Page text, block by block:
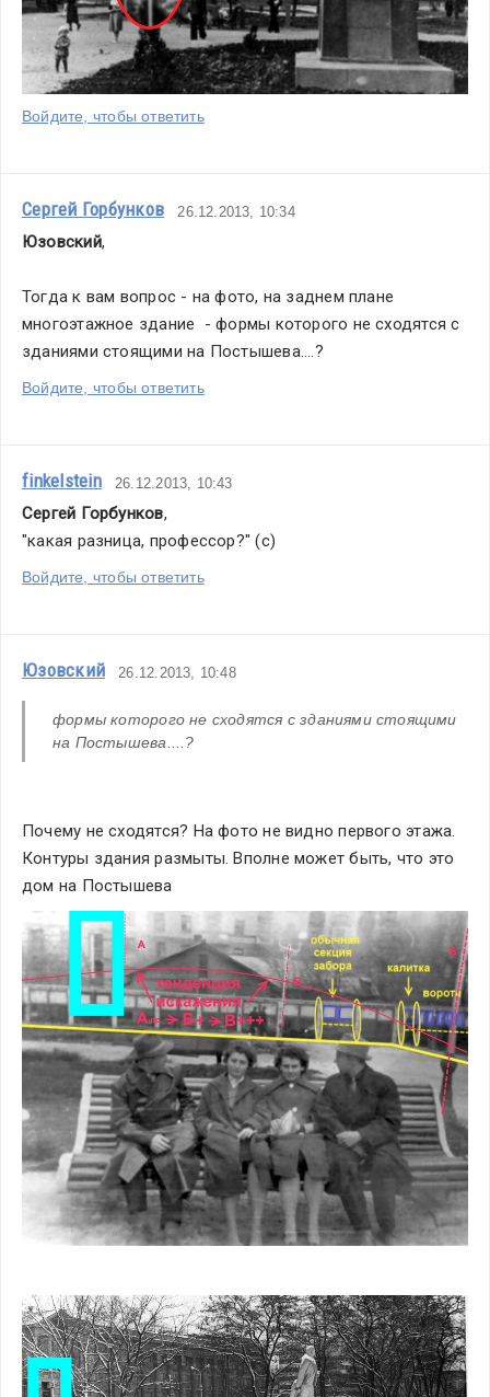
Войдите, чтобы ответить
Сергей Горбунков 26.12.2013, 10:34
Юзовский,
Тогда к вам вопрос - на фото, на заднем плане
многоэтажное здание  - формы которого не сходятся с
зданиями стоящими на Постышева....?
Войдите, чтобы ответить
finkelstein 26.12.2013, 10:43
Сергей Горбунков,
"какая разница, профессор?" (с)
Войдите, чтобы ответить
Юзовский 26.12.2013, 10:48
формы которого не сходятся с зданиями стоящими
на Постышева....?
Почему не сходятся? На фото не видно первого этажа.
Контуры здания размыты. Вполне может быть, что это
дом на Постышева